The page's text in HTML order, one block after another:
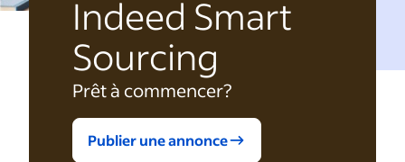
Indeed Smart
Sourcing
Prêt à commencer?
Publier une annonce